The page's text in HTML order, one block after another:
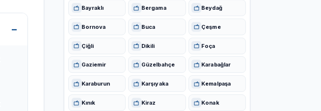
Bayraklı Bergama Beydağ
Bornova Buca Çeşme
Çiğli Dikili Foça
Gaziemir Güzelbahçe Karabağlar
Karaburun Karşıyaka Kemalpaşa
Kınık Kiraz Konak